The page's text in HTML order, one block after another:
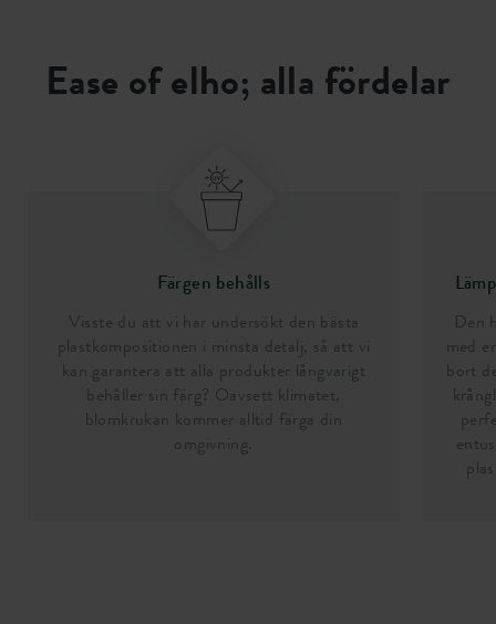
Ease of elho; alla fördelar
Färgen behålls
Visste du att vi har undersökt den bästa
plastkompositionen i minsta detalj, så att vi
kan garantera att alla produkter långvarigt
behåller sin färg? Oavsett klimatet,
blomkrukan kommer alltid färga din
omgivning.
Den
med
bort